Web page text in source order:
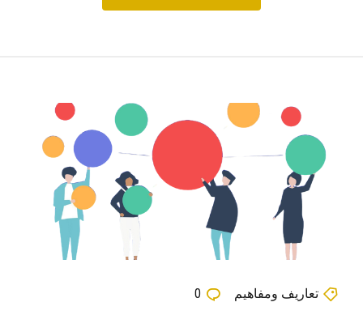
تعاريف ومفاهيم 0